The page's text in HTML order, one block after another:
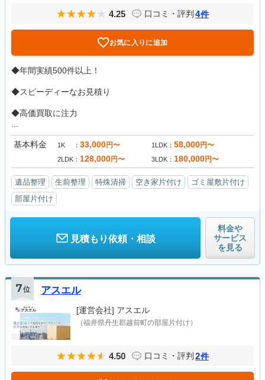
4.25 口コミ・評判 4件
お気に入りに追加
◆年間実績500件以上！
◆スピーディーなお見積り
◆高価買取に注力
基本料金 1K 33,000円〜 1LDK 58,000円〜
2LDK 128,000円〜 3LDK 180,000円〜
遺品整理 生前整理 特殊清掃 空き家片付け
ゴミ屋敷片付け
部屋片付け
見積もり依頼・相談
料金や
サービス
を見る
7位 アスエル
[運営会社] アスエル
（福井県丹生郡越前町の部屋片付け）
4.50 口コミ・評判 2件